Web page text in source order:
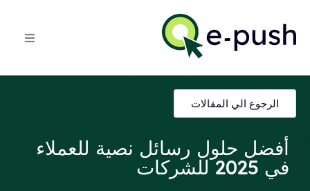
الرجوع الي المقالات
أفضل حلول رسائل نصية للعملاء
في 2025 للشركات